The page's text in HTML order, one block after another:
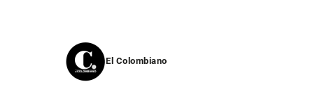
El Colombiano